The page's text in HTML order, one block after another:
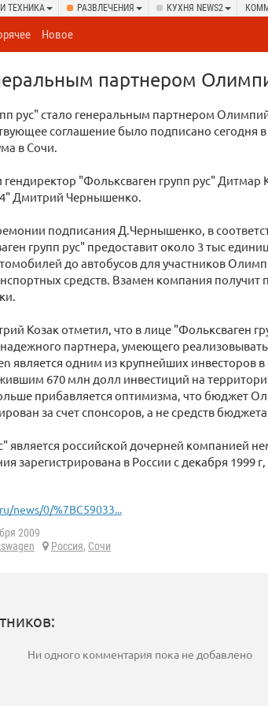
ТЕХНИКА РАЗВЛЕЧЕНИЯ КУХНЯ NEWS2
Новое
партнером
рус" стало генеральным партнером
соглашение было подписано сегодня
в Сочи.
"Фольксваген групп рус" Дитмар
Дмитрий Чернышенко.
подписания Д.Чернышенко, в
групп рус" предоставит около 3 тыс
до автобусов для участников
средств. Взамен компания получит
Козак отметил, что в лице "Фольксваген
партнера, умеющего
является одним из крупнейших инвесторов
670 млн долл инвестиций на
прибавляется оптимизма, что бюджет
за счет спонсоров, а не средств
является российской дочерней компанией
зарегистрирована в России с декабря 1999
news/0/%7BC59033...
2009
Россия, Сочи
Ни одного комментария пока не добавлено